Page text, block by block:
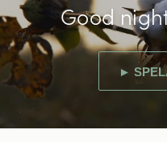
Good
►